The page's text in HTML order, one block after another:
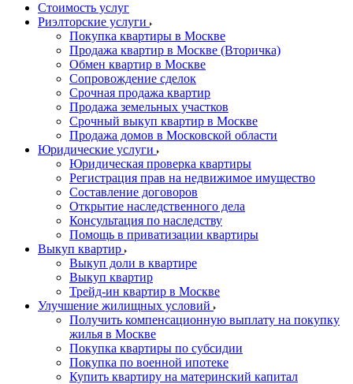
Стоимость услуг
Риэлторские услуги
Покупка квартиры в Москве
Продажа квартир в Москве (Вторичка)
Обмен квартир в Москве
Сопровождение сделок
Срочная продажа квартир
Продажа земельных участков
Срочный выкуп квартир в Москве
Продажа домов в Московской области
Юридические услуги
Юридическая проверка квартиры
Регистрация прав на недвижимое имущество
Составление договоров
Открытие наследственного дела
Консультация по наследству
Помощь в приватизации квартиры
Выкуп квартир
Выкуп доли в квартире
Выкуп квартир
Трейд-ин квартир в Москве
Улучшение жилищных условий
Получить компенсационную выплату на покупку
жилья в Москве
Покупка квартиры по субсидии
Покупка по военной ипотеке
Купить квартиру на материнский капитал